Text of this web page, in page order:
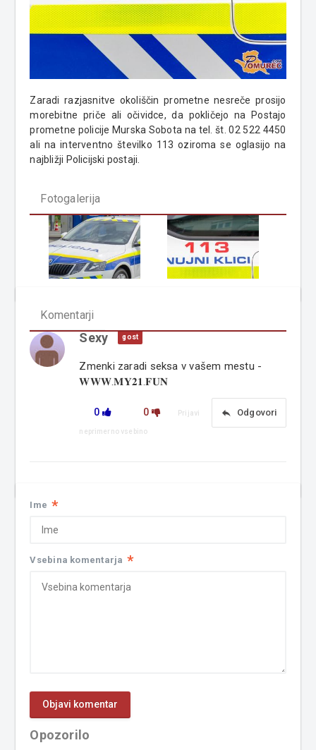
Zaradi razjasnitve okoliščin prometne nesreče prosijo
morebitne priče ali očividce, da pokličejo na Postajo
prometne policije Murska Sobota na tel. št. 02 522 4450
ali na interventno številko 113 oziroma se oglasijo na
najbližji Policijski postaji.
Fotogalerija
Komentarji
Sexy gost
Zmenki zaradi seksa v vašem mestu -
𝐖𝐖𝐖.𝐌𝐘𝟐𝟏.𝐅𝐔𝐍
0 0 reply Odgovori
Prijavi
neprimerno vsebino
Ime *
Vsebina komentarja *
Opozorilo